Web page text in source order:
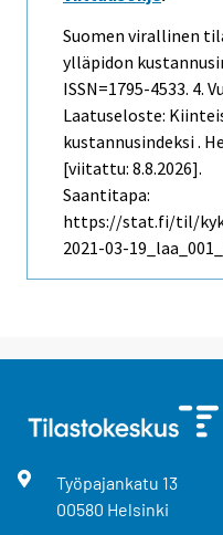
Suomen virallinen
ylläpidon
ISSN=1795-4533. 4.
Laatuseloste:
kustannusindeksi .
[viitattu: 8.8.2026].
Saantitapa:
https://stat.fi/til/
2021-03-
Työpajankatu 13
00580 Helsinki